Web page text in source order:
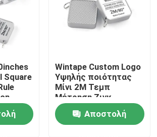
Square
Wintape Custom Logo
Υψηλής ποιότητας
Μίνι 2M Τεμπ
Μέτρηση Ζινκ
Κεφάλαιο για την
προώθηση δώρων
Ανθεκτική χάλυβα
Αποστολή